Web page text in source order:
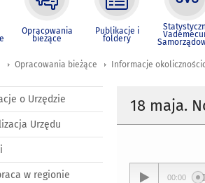
Opracowania
bieżące
Publikacje i
foldery
Opracowania bieżące Informacje
18 maja.
00:00
o Urzędzie
Urzędu
w regionie